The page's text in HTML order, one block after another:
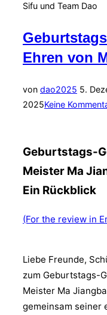
Sifu und Team Dao
Ehren von
von dao2025
am
5.
2025Keine
Geburtstags-
Meister Ma
Ein Rückblick
(For the review in
Liebe Freunde,
zum Geburtstags-
Meister Ma
gemeinsam seiner